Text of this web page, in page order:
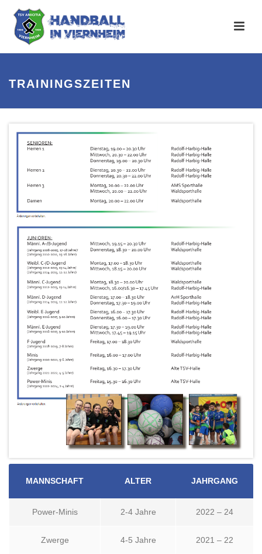
TRAININGSZEITEN
MANNSCHAFT ALTER JAHRGANG
Power-Minis 2-4 Jahre 2022 – 24
Zwerge 4-5 Jahre 2021 – 22